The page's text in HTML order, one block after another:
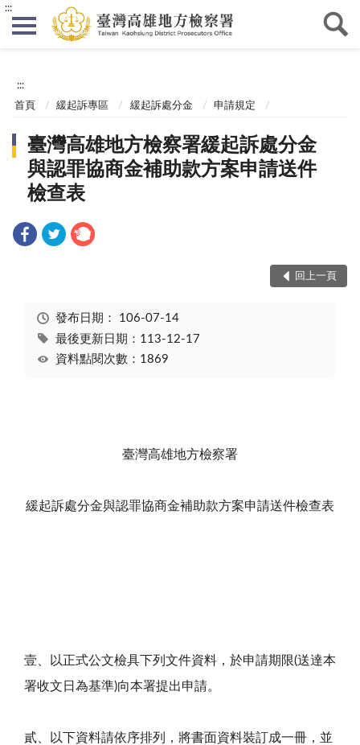
:::
:::
首頁 緩起訴專區 緩起訴處分金 申請規定
臺灣高雄地方檢察署緩起訴處分金
與認罪協商金補助款方案申請送件
檢查表
回上一頁
發布日期： 106-07-14
最後更新日期：113-12-17
資料點閱次數：1869
臺灣高雄地方檢察署
緩起訴處分金與認罪協商金補助款方案申請送件檢查表
壹、以正式公文檢具下列文件資料，於申請期限(送達本
署收文日為基準)向本署提出申請。
貳、以下資料請依序排列，將書面資料裝訂成一冊，並